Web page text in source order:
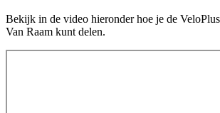
Bekijk in de video hieronder hoe je de
Van Raam kunt delen.